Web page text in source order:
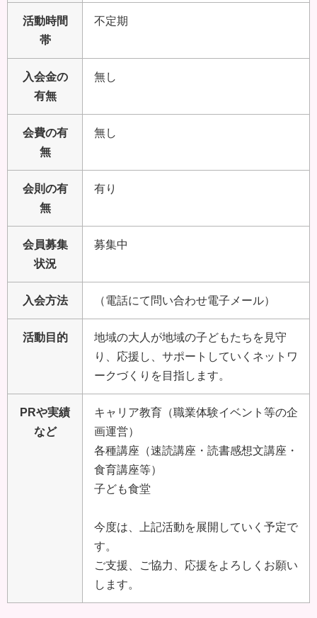
活動時間
帯
不定期
入会金の
有無
無し
会費の有
無
無し
会則の有
無
有り
会員募集
状況
募集中
入会方法 （電話にて問い合わせ電子メール）
活動目的
地域の大人が地域の子どもたちを見守
り、応援し、サポートしていくネットワ
ークづくりを目指します。
PRや実績
など
キャリア教育（職業体験イベント等の企
画運営）
各種講座（速読講座・読書感想文講座・
食育講座等）
子ども食堂
今度は、上記活動を展開していく予定で
す。
ご支援、ご協力、応援をよろしくお願い
します。